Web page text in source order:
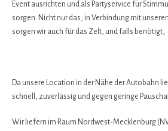
Event ausrichten und als Partyservice für
sorgen. Nicht nur das, in Verbindung mit
sorgen wir auch für das Zelt, und falls
Da unsere Location in der Nähe der Autobahn
schnell, zuverlässig und gegen geringe
Wir liefern im Raum Nordwest-Mecklenburg